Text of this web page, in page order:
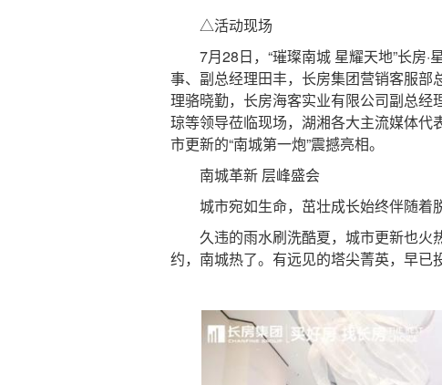
△活动现场
7月28日，“璀璨南城 星耀天地”长房·
事、副总经理田丰，长房集团营销客服
理骆晓勤，长房海客实业有限公司副总
琼等领导莅临现场，湖湘各大主流媒体
市更新的“南城第一炮”震撼亮相。
南城革新 层峰盛会
城市宛如生命，茁壮成长始终伴随着脱
久违的雨水刷洗酷夏，城市更新也火
约，南城热了。有远见的塔尖菁英，早已